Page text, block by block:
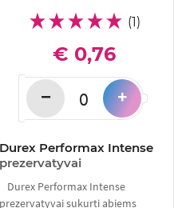
(1)
Durex Performax Intense
prezervatyvai
€ 0,76
− +
Durex Performax Intense
prezervatyvai sukurti abiems